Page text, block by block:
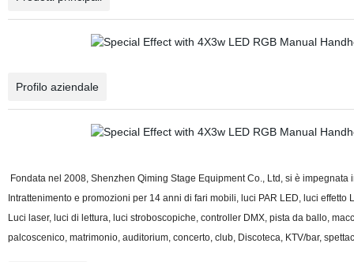
Profilo aziendale
Fondata nel 2008, Shenzhen Qiming Stage Equipment Co., Ltd, si è
Intrattenimento e promozioni per 14 anni di fari mobili, luci PAR LED, luci effetto
Luci laser, luci di lettura, luci stroboscopiche, controller DMX, pista da ballo,
palcoscenico, matrimonio, auditorium, concerto, club, Discoteca, KTV/bar,